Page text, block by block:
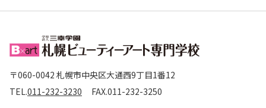
〒060-0042 札幌市中央区大通西9丁目1番12
TEL.011-232-3230 FAX.011-232-3250